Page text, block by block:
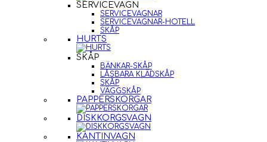
SERVICEVAGN
SERVICEVAGNAR
SERVICEVAGNAR-HOTELL
SKÅP
HURTS
SKÅP
BÄNKAR-SKÅP
LÅSBARA KLÄDSKÅP
SKÅP
VÄGGSKÅP
PAPPERSKORGAR
DISKKORGSVAGN
KANTINVAGN